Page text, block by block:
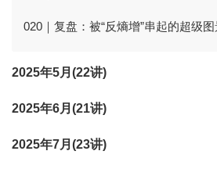
020｜复盘：被“反熵增”串起的超级
2025年5月(22讲)
2025年6月(21讲)
2025年7月(23讲)